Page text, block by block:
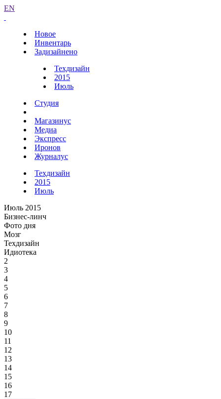
EN
Новое
Инвентарь
Задизайнено
Техдизайн
2015
Июль
Студия
Магазинус
Медиа
Экспресс
Иронов
Журналус
Техдизайн
2015
Июль
Июль 2015
Бизнес-линч
Фото дня
Мозг
Техдизайн
Идиотека
2
3
4
5
6
7
8
9
10
11
12
13
14
15
16
17